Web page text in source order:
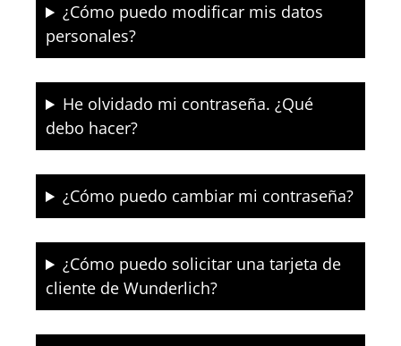
¿Cómo puedo modificar mis datos
personales?
He olvidado mi contraseña. ¿Qué
debo hacer?
¿Cómo puedo cambiar mi contraseña?
¿Cómo puedo solicitar una tarjeta de
cliente de Wunderlich?